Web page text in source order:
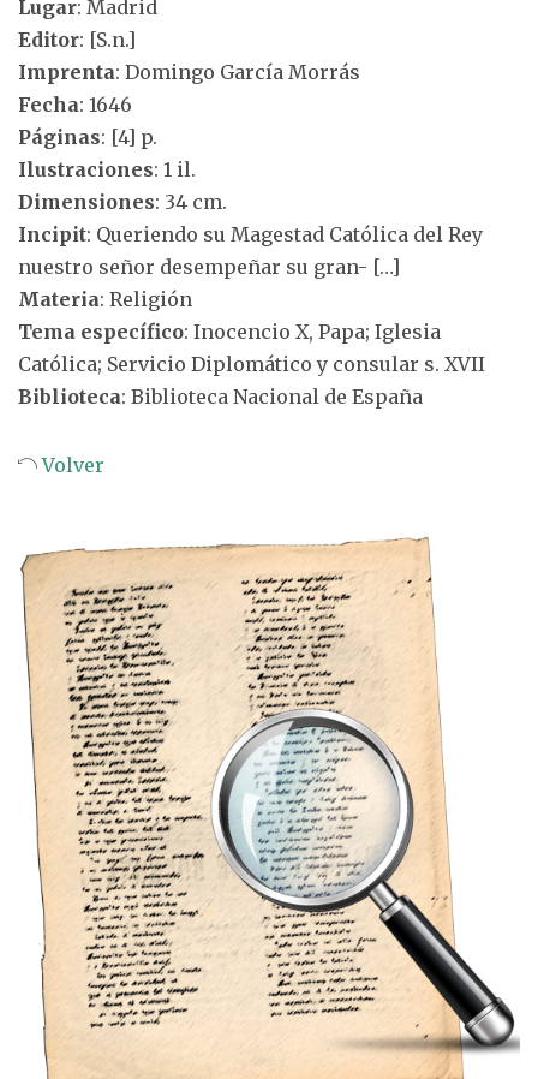
Lugar: Madrid
Editor: [S.n.]
Imprenta: Domingo García Morrás
Fecha: 1646
Páginas: [4] p.
Ilustraciones: 1 il.
Dimensiones: 34 cm.
Incipit: Queriendo su Magestad Católica del Rey
nuestro señor desempeñar su gran- […]
Materia: Religión
Tema específico: Inocencio X, Papa; Iglesia
Católica; Servicio Diplomático y consular s. XVII
Biblioteca: Biblioteca Nacional de España
Volver